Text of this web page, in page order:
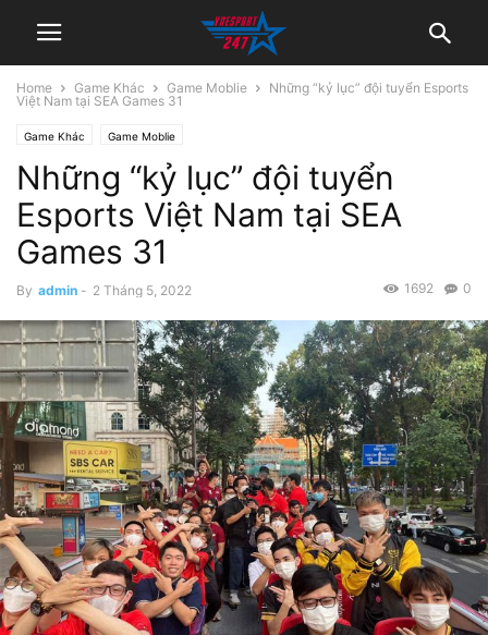
Home Game Khác Game Moblie
Những “kỷ lục” đội tuyển Esports
Việt Nam tại SEA Games 31
Game Khác Game Moblie
Những “kỷ lục” đội tuyển
Esports Việt Nam tại SEA
Games 31
By admin - 2 Tháng 5, 2022 0
1692